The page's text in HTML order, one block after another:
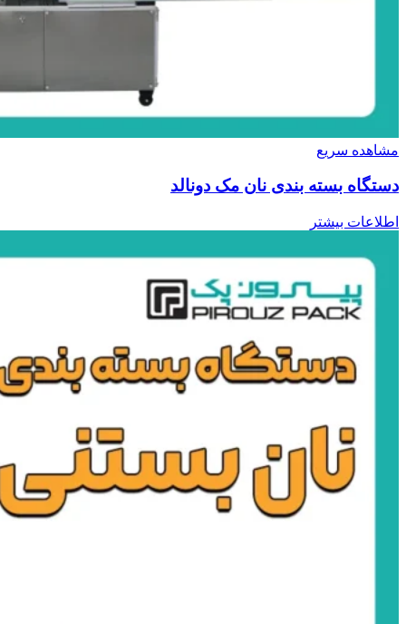
مشاهده سریع
دستگاه بسته بندی نان مک دونالد
اطلاعات بیشتر